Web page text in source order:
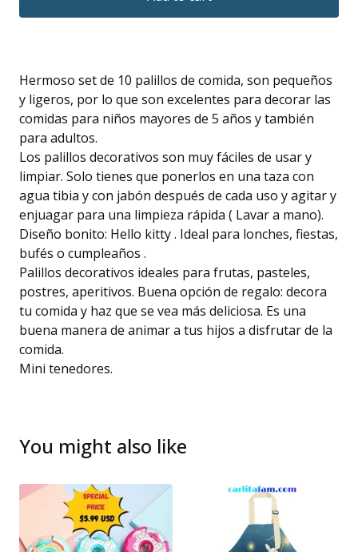
Hermoso set de 10 palillos de comida, son pequeños
y ligeros, por lo que son excelentes para decorar las
comidas para niños mayores de 5 años y también
para adultos.
Los palillos decorativos son muy fáciles de usar y
limpiar. Solo tienes que ponerlos en una taza con
agua tibia y con jabón después de cada uso y agitar y
enjuagar para una limpieza rápida ( Lavar a mano).
Diseño bonito: Hello kitty . Ideal para lonches, fiestas,
bufés o cumpleaños .
Palillos decorativos ideales para frutas, pasteles,
postres, aperitivos. Buena opción de regalo: decora
tu comida y haz que se vea más deliciosa. Es una
buena manera de animar a tus hijos a disfrutar de la
comida.
Mini tenedores.
You might also like